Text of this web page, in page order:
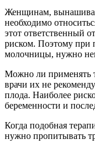
Женщинам,
необходимо
этот ответственный
риском. Поэтому при
молочницы, нужно
Можно ли применять
врачи их не
плода. Наиболее
беременности и
Когда подобная
нужно пропитывать